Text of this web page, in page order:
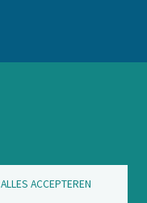
ALLES ACCEPTEREN